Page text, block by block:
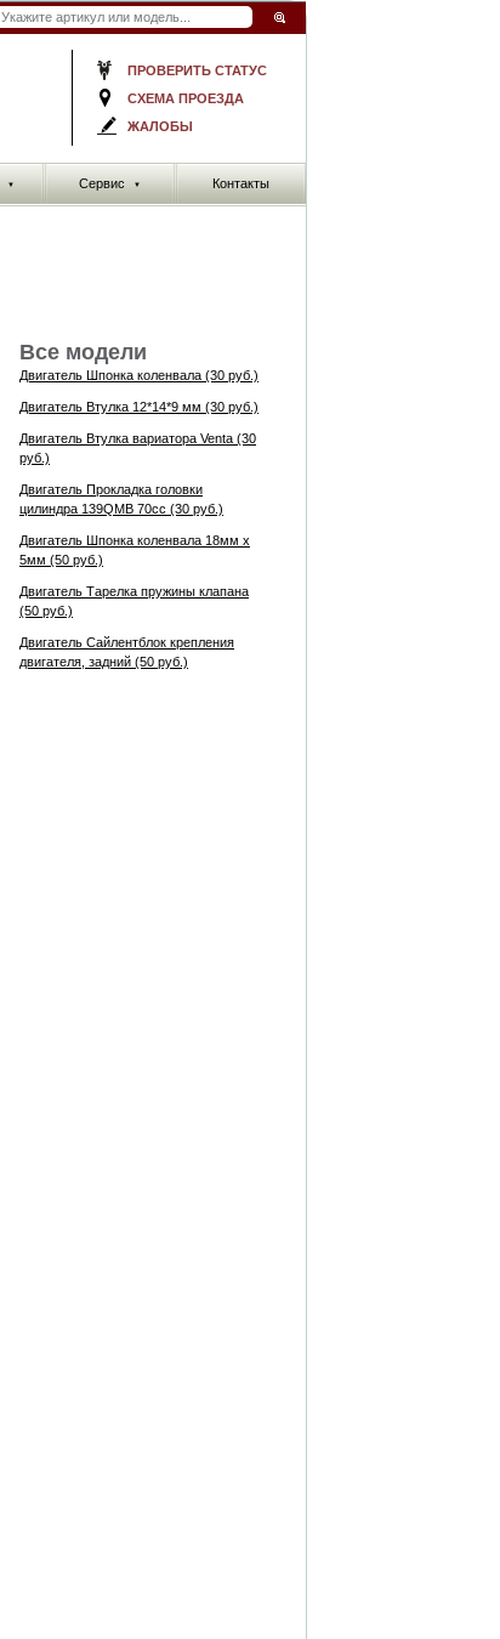
ПРОВЕРИТЬ СТАТУС
СХЕМА ПРОЕЗДА
ЖАЛОБЫ
▼ Сервис ▼ Контакты
Все модели
Двигатель Шпонка коленвала (30 руб.)
Двигатель Втулка 12*14*9 мм (30 руб.)
Двигатель Втулка вариатора Venta (30
руб.)
Двигатель Прокладка головки
цилиндра 139QMB 70cc (30 руб.)
Двигатель Шпонка коленвала 18мм х
5мм (50 руб.)
Двигатель Тарелка пружины клапана
(50 руб.)
Двигатель Сайлентблок крепления
двигателя, задний (50 руб.)